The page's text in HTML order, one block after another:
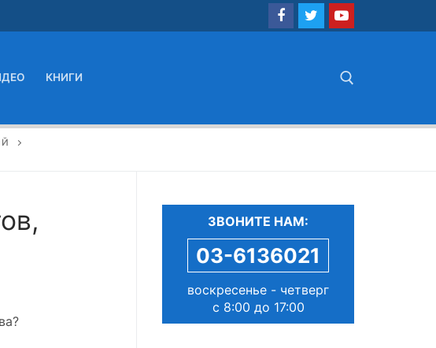
КНИГИ
ЗВОНИТЕ НАМ:
03-6136021
воскресенье - четверг
с 8:00 до 17:00